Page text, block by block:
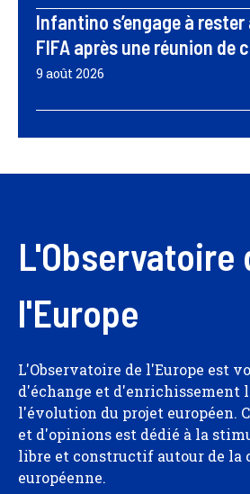
Infantino s’engage à
FIFA après une réunion de
9 août 2026
L'Observatoire
l'Europe
L'Observatoire de l'Europe est
d'échange et d'enrichissement
l'évolution du projet européen.
et d'opinions est dédié à la
libre et constructif autour de la
européenne.